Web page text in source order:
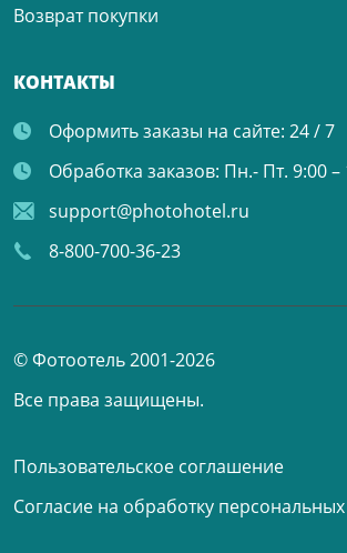
Возврат покупки
КОНТАКТЫ
Оформить заказы на сайте: 24 / 7
Обработка заказов: Пн.- Пт. 9:00 –
support@photohotel.ru
8-800-700-36-23
© Фотоотель 2001-2026
Все права защищены.
Пользовательское соглашение
Согласие на обработку